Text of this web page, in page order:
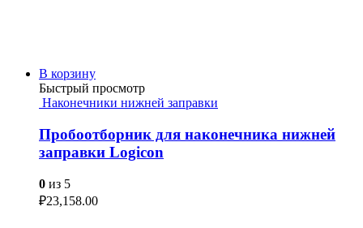
В корзину
Быстрый просмотр
Наконечники нижней заправки
Пробоотборник для наконечника нижней
заправки Logicon
0 из 5
₽23,158.00